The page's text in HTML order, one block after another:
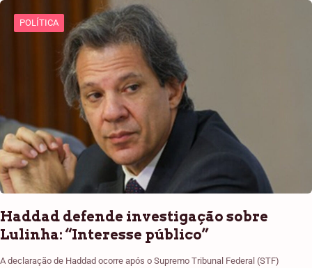
POLÍTICA
Haddad defende investigação sobre
Lulinha: “Interesse público”
A declaração de Haddad ocorre após o Supremo Tribunal Federal (STF)